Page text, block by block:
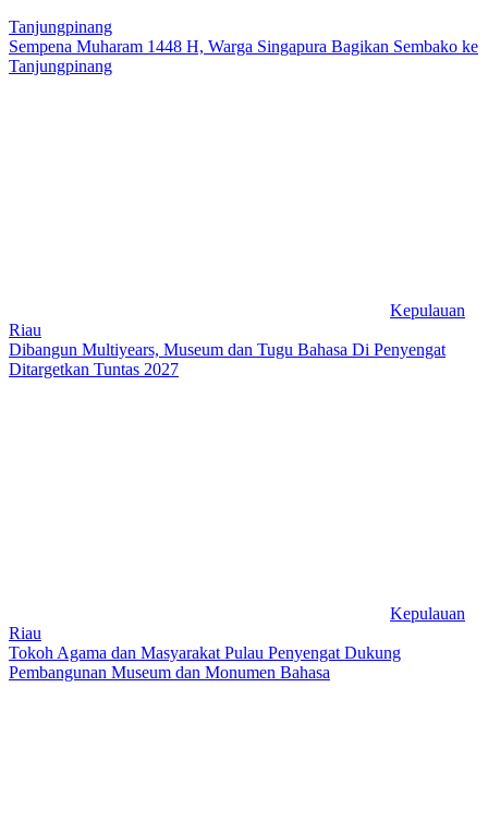
Tanjungpinang
Sempena Muharam 1448 H, Warga Singapura Bagikan Sembako ke
Tanjungpinang
Kepulauan
Riau
Dibangun Multiyears, Museum dan Tugu Bahasa Di Penyengat
Ditargetkan Tuntas 2027
Kepulauan
Riau
Tokoh Agama dan Masyarakat Pulau Penyengat Dukung
Pembangunan Museum dan Monumen Bahasa